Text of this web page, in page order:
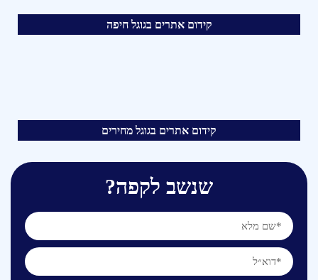
קידום אתרים בגוגל חיפה
קידום אתרים בגוגל מחירים
שנשב לקפה?